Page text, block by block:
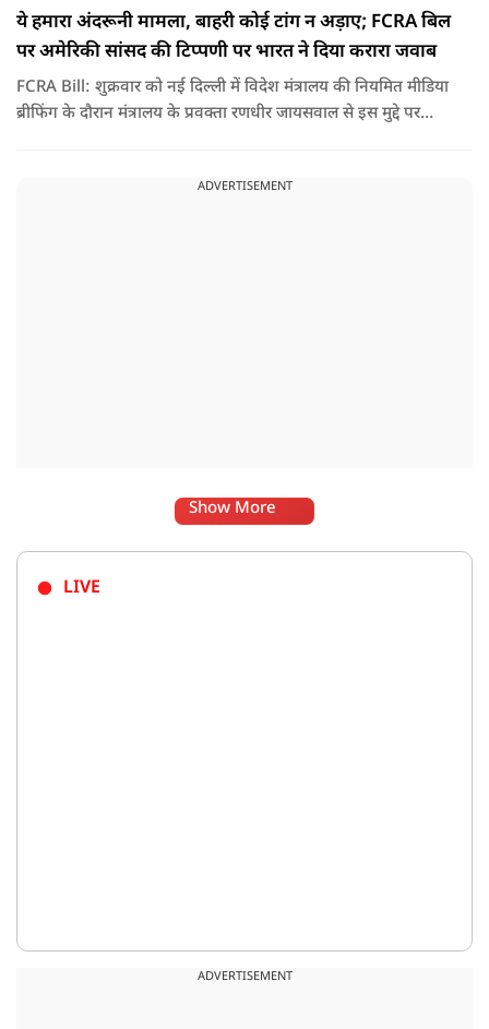
ये हमारा अंदरूनी मामला, बाहरी कोई टांग न अड़ाए; FCRA बिल
पर अमेरिकी सांसद की टिप्पणी पर भारत ने दिया करारा जवाब
FCRA Bill: शुक्रवार को नई दिल्ली में विदेश मंत्रालय की नियमित मीडिया
ब्रीफिंग के दौरान मंत्रालय के प्रवक्ता रणधीर जायसवाल से इस मुद्दे पर
ADVERTISEMENT
Show More
LIVE
ADVERTISEMENT